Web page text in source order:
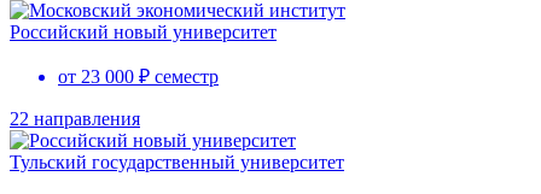
Российский новый университет
от 23 000 ₽ семестр
22 направления
Тульский государственный университет